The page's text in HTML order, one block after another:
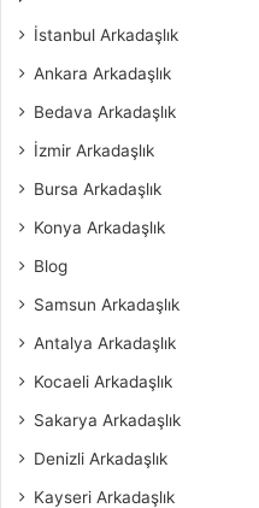
İstanbul Arkadaşlık
Ankara Arkadaşlık
Bedava Arkadaşlık
İzmir Arkadaşlık
Bursa Arkadaşlık
Konya Arkadaşlık
Blog
Samsun Arkadaşlık
Antalya Arkadaşlık
Kocaeli Arkadaşlık
Sakarya Arkadaşlık
Denizli Arkadaşlık
Kayseri Arkadaşlık